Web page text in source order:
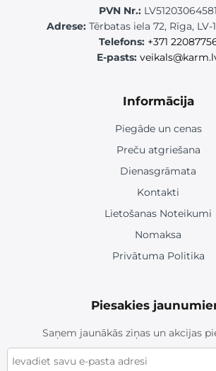
PVN Nr.: LV51203064581
Adrese: Tērbatas iela 72, Rīga, LV-
Telefons: +371
E-pasts:
Informācija
Piegāde un cenas
Preču atgriešana
Dienasgrāmata
Kontakti
Lietošanas Noteikumi
Nomaksa
Privātuma Politika
Piesakies
Saņem jaunākās ziņas un akcijas